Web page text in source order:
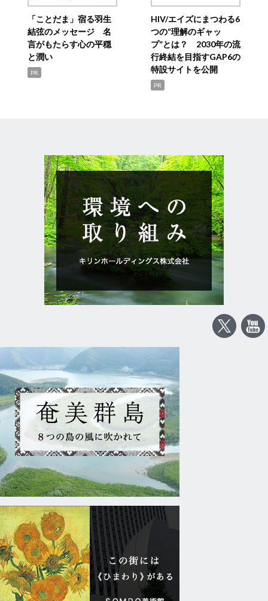
「ことだま」宿る羽生
結弦のメッセージ 名
言がもたらす心の平穏
と潤い
PR
HIV/エイズにまつわる6
つの“理解のギャッ
プ”とは？ 2030年の流
行終結を目指すGAP6の
特設サイトを公開
PR